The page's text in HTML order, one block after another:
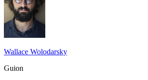
Wallace Wolodarsky
Guion